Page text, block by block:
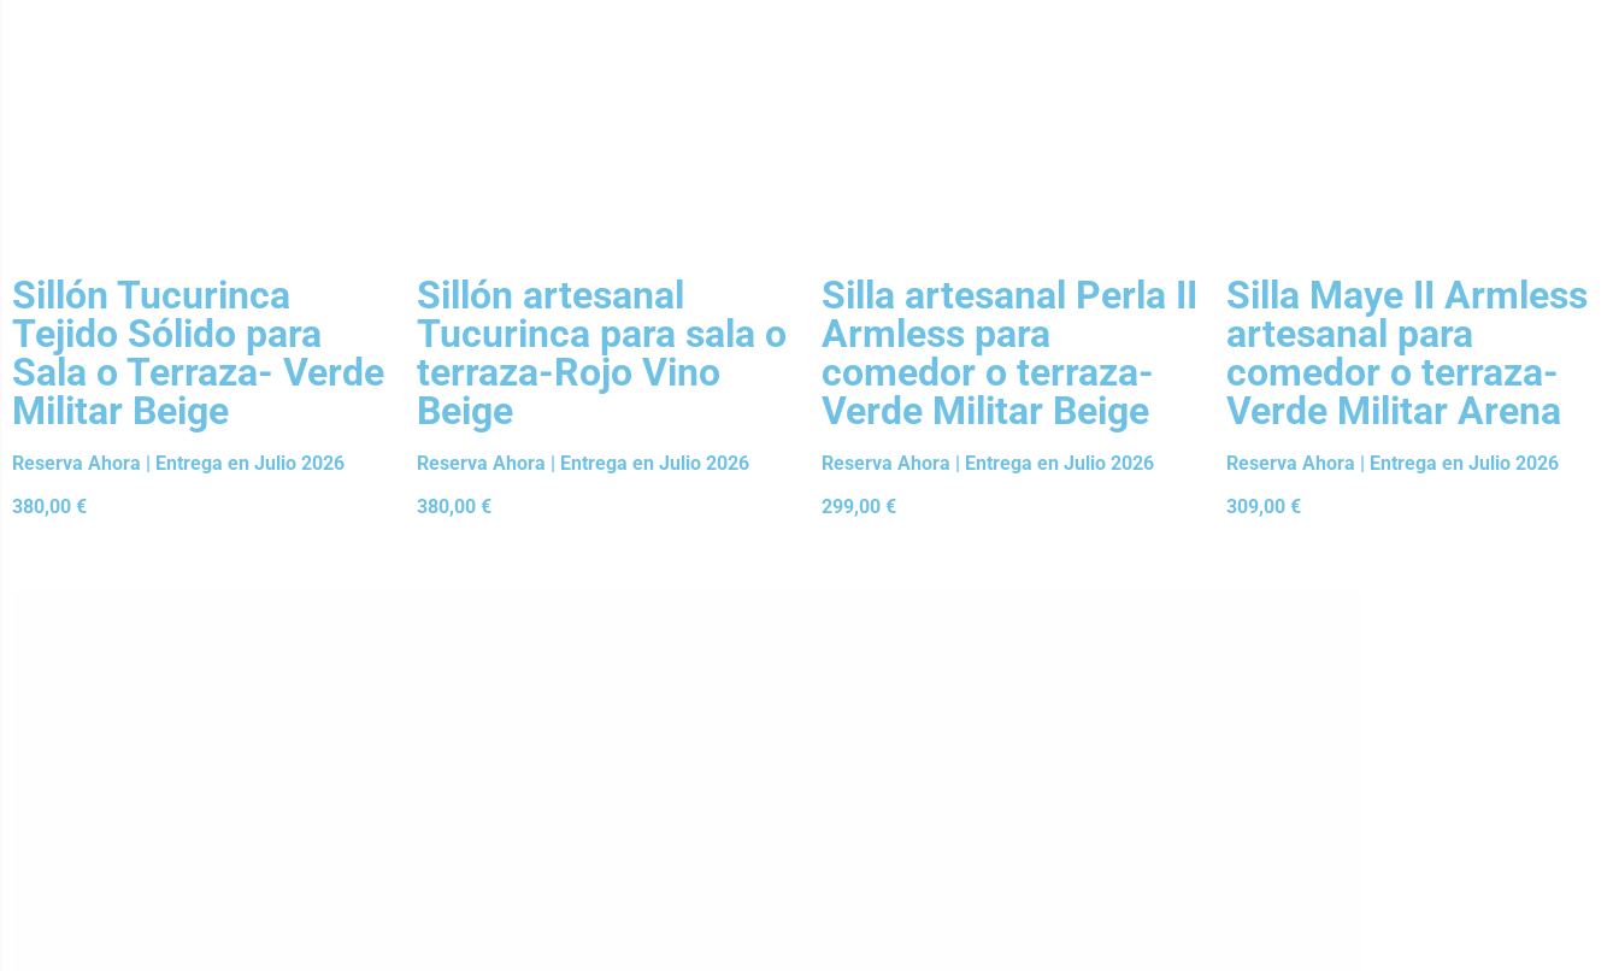
Sillón Tucurinca
Tejido Sólido para
Sala o Terraza- Verde
Militar Beige
Reserva Ahora | Entrega en Julio 2026
380,00 €
Sillón artesanal
Tucurinca para sala o
terraza-Rojo Vino
Beige
Reserva Ahora | Entrega en Julio 2026
380,00 €
Silla artesanal Perla II
Armless para
comedor o terraza-
Verde Militar Beige
Reserva Ahora | Entrega en Julio 2026
299,00 €
Silla Maye II Armless
artesanal para
comedor o terraza-
Verde Militar Arena
Reserva Ahora | Entrega en Julio 2026
309,00 €